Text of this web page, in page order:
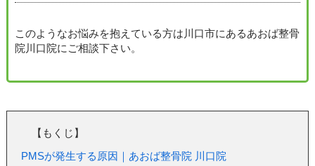
▼
このようなお悩みを抱えている方は川口市にあるあおば整骨
院川口院にご相談下さい。
【もくじ】
PMSが発生する原因｜あおば整骨院 川口院